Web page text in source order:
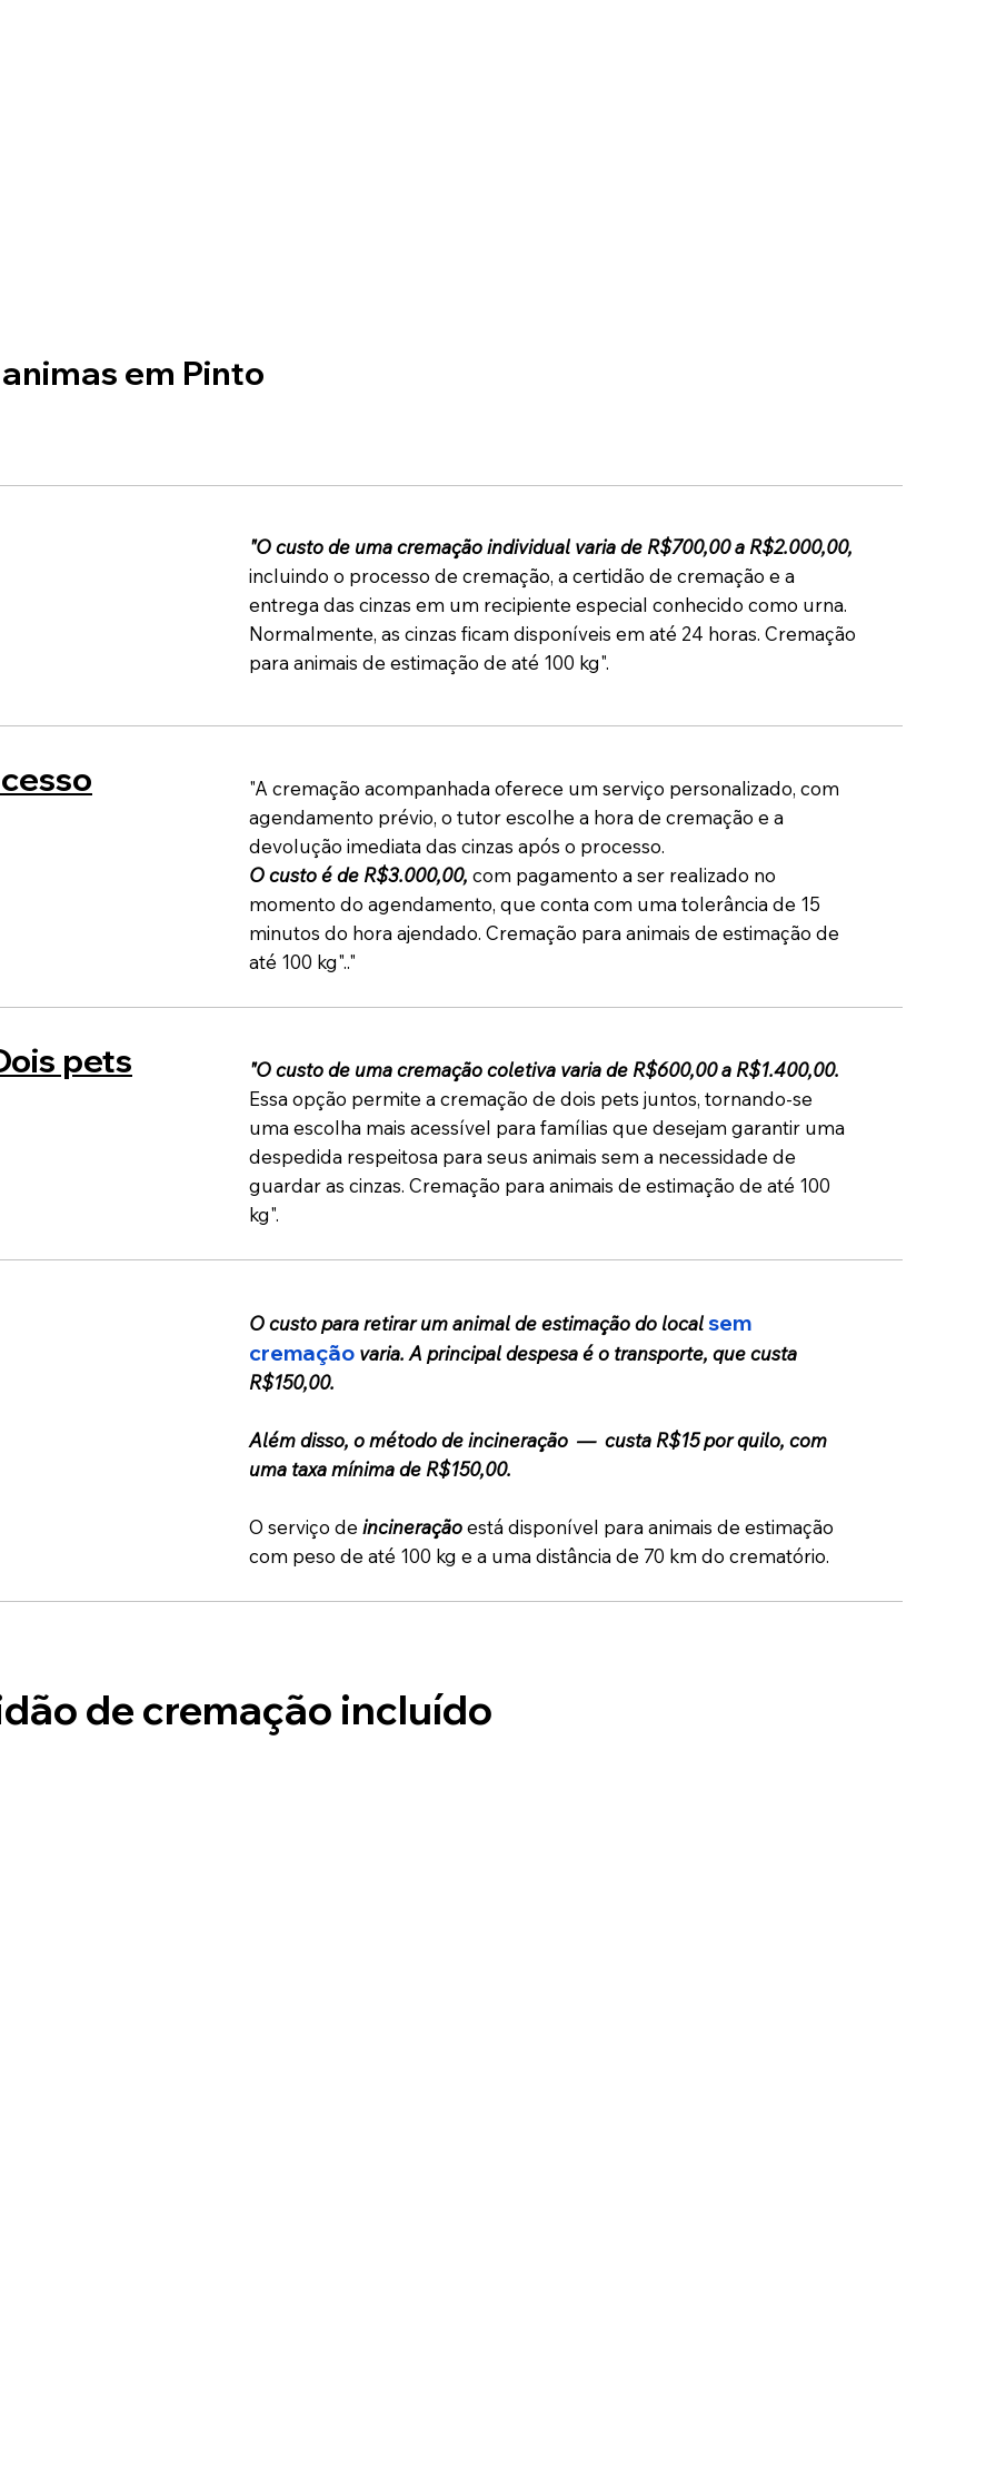
em Pinto
"O custo de uma cremação individual varia de R$700,00 a R$2.000,00,
incluindo o processo de cremação, a certidão de cremação e a
entrega das cinzas em um recipiente especial conhecido como urna.
Normalmente, as cinzas ficam disponíveis em até 24 horas. Cremação
para animais de estimação de até 100 kg".
"A cremação acompanhada oferece um serviço personalizado, com
agendamento prévio, o tutor escolhe a hora de cremação e a
devolução imediata das cinzas após o processo.
O custo é de R$3.000,00, com pagamento a ser realizado no
momento do agendamento, que conta com uma tolerância de 15
minutos do hora ajendado. Cremação para animais de estimação de
até 100 kg".."
pets
"O custo de uma cremação coletiva varia de R$600,00 a R$1.400,00.
Essa opção permite a cremação de dois pets juntos, tornando-se
uma escolha mais acessível para famílias que desejam garantir uma
despedida respeitosa para seus animais sem a necessidade de
guardar as cinzas. Cremação para animais de estimação de até 100
kg".
O custo para retirar um animal de estimação do localsem
cremação varia. A principal despesa é o transporte, que custa
R$150,00.
Além disso, o método de incineração — custa R$15 por quilo, com
uma taxa mínima de R$150,00.
O serviço de incineraçãoestá disponível para animais de estimação
com peso de até 100 kg e a uma distância de 70 km do crematório.
de cremação incluído